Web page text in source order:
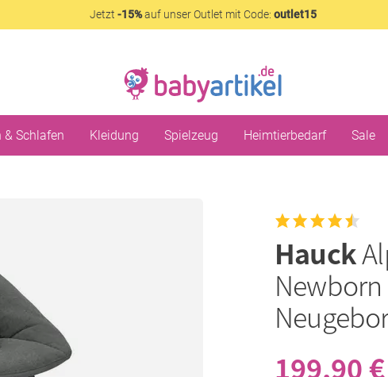
Jetzt -15%auf unser Outlet mit Code: outlet15
& Schlafen Kleidung Spielzeug Heimtierbedarf Sale
Hauck
199,90 €